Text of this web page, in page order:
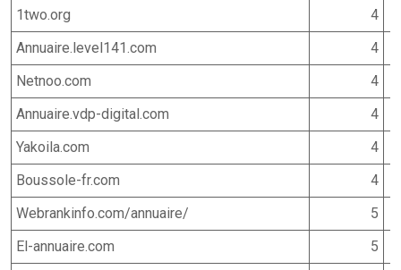
1two.org
4
Annuaire.level141.com
4
Netnoo.com
4
Annuaire.vdp-digital.com
4
Yakoila.com
4
Boussole-fr.com
4
Webrankinfo.com/annuaire/
5
El-annuaire.com
5